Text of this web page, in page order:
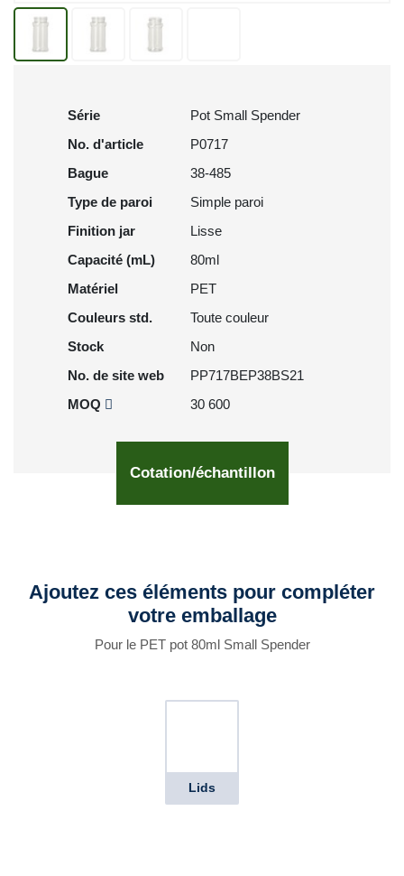
Série
Pot Small Spender
No. d'article
P0717
Bague
38-485
Type de paroi
Simple paroi
Finition jar
Lisse
Capacité (mL)
80ml
Matériel
PET
Couleurs std.
Toute couleur
Stock
Non
No. de site web
PP717BEP38BS21
MOQ
30 600
Cotation/échantillon
Ajoutez ces éléments pour compléter
votre emballage
Pour le PET pot 80ml Small Spender
Lids